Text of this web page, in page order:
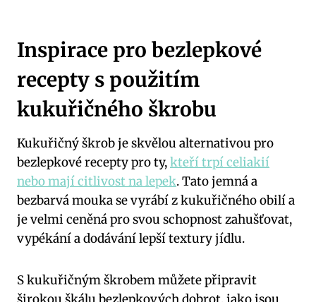
Inspirace pro bezlepkové
recepty s použitím
kukuřičného škrobu
Kukuřičný škrob je skvělou alternativou pro
bezlepkové recepty pro ty,kteří trpí celiakií
nebo mají citlivost na lepek. Tato jemná a
bezbarvá mouka se vyrábí z kukuřičného obilí a
je velmi ceněná pro svou schopnost zahušťovat,
vypékání a dodávání lepší textury jídlu.
S kukuřičným škrobem můžete připravit